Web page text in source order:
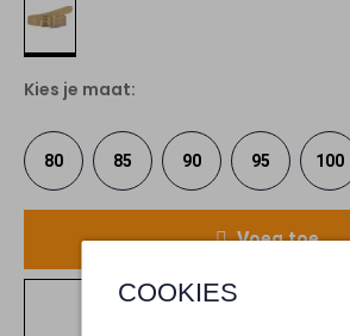
COOKIES
Kies je maat:
80 85 90 95 100
Voeg toe
Bekijk winkelvoorraad